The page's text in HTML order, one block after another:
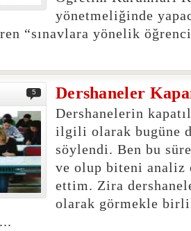
yönetmeliğinde
“sınavlara yönelik
5 Dershaneler
Dershanelerin
ilgili olarak bugüne
söylendi. Ben bu
ve olup biteni analiz
ettim. Zira
olarak görmekle